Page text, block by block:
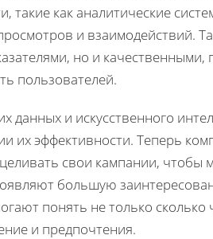
такие как аналитические
и взаимодействий.
но и
пользователей.
данных и искусственного
их эффективности. Теперь
свои кампании, чтобы
большую
понять не только сколько
и предпочтения.